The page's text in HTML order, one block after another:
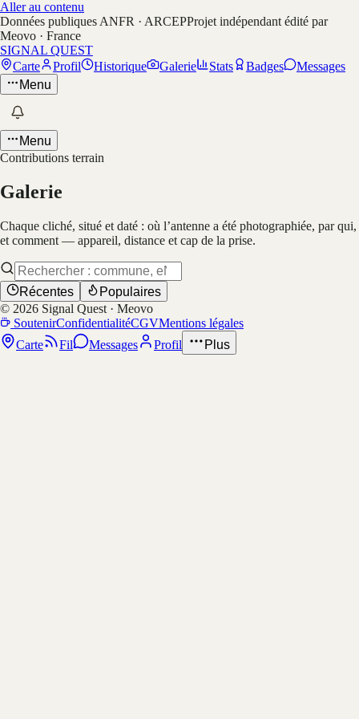
Aller au contenu
Données publiques ANFR · ARCEPProjet indépendant édité par
Meovo · France
SIGNAL QUEST
Carte
Profil Historique Galerie Stats Badges
Messages
Menu
Menu
Contributions terrain
Galerie
Chaque cliché, situé et daté : où l’antenne a été photographiée, par qui,
et comment — appareil, distance et cap de la prise.
Récentes
Populaires
© 2026 Signal Quest · Meovo
SoutenirConfidentialitéCGVMentions légales
Carte
Fil Messages Profil Plus